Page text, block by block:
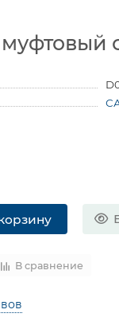
В сравнение